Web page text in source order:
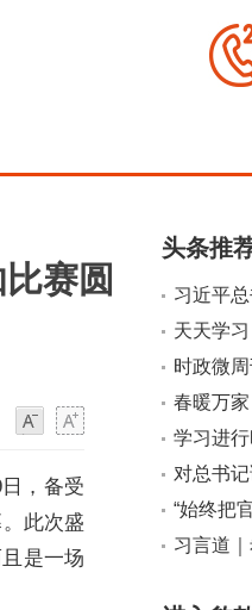
赛圆
，备受
此次盛
是一场
头条推
习近平
天天学
时政微
日）
春暖万家
学习进
对总书
造业的
“始终把
的深情
习言道